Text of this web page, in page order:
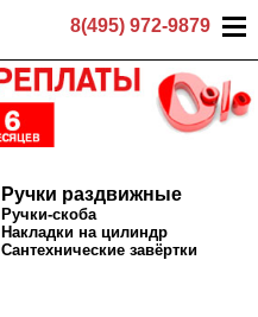
8(495) 972-9879
Ручки раздвижные
Ручки-скоба
Накладки на цилиндр
Сантехнические завёртки